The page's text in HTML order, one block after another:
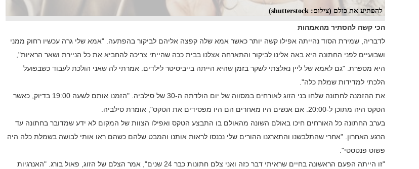
להפתיע את כולם (צילום: shutterstock)
הכי קשה להסתיר מהאמהות
לדבריה, שמירת הסוד נהייתה אפילו קשה יותר כאשר אמא שלה קפצה אליהם לביקור בהפתעה. "אמא שלי גרה עכשיו רחוק ממני
ושבועיים לפני החתונה היא באה אלינו לביקור והתארחה אצלנו בבית ככה שהייתי צריכה להחביא את כל הניירת ושאר הראיות",
היא מספרת. "גם לאמא של ליין נאלצתי לשקר בזמן שהיא הייתה בייביסיטר לילדים. אמרתי לה שאני הולכת לעבוד כשבפועל
הלכתי למדידות שמלת כלה".
את ההזמנה לחתונה שלחו בני הזוג לאורחים במסווה של יום הולדתה ה-30 של סילביה. "הזמנו אותם לשעה 19:00 בדיוק, כאשר
הטקס היה מתוכן ל-20:00. אם אנשים היו מאחרים הם היו מפסידים את הטקס", אומרת סילביה.
בערב החתונה כל האורחים חיכו באולם השונה מהאולם בו התבצע הטקס ואפילו הצוות של המקום לא ידע שמדובר בחתונה עד
הרגע האחרון. "אחרי שהתלבשנו והתארגנו ההורים שלי נכנסו לראות אותנו והמבט שלהם כשהם ראו אותי לבושה בשמלת כלה היה
פשוט פנטסטי".
"זו הייתה הפעם הראשונה בחיים שראיתי דבר כזה ואני צלם חתונות כבר 24 שנים", אמר הצלם של הזוג, פאול בורג. "האנרגיות